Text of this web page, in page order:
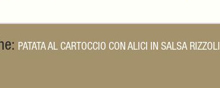
PATATA AL CARTOCCIO CON ALICI IN SALSA RIZZOLI